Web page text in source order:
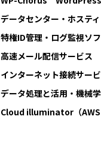
データセンター・ホステ
特権ID管理・ログ監視ソ
高速メール配信サービス
インターネット接続サー
データ処理と活用・機械
Cloud illuminator（AWS